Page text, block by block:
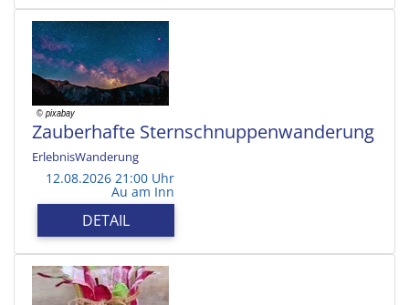
Zauberhafte Sternschnuppenwanderung
ErlebnisWanderung
12.08.2026 21:00 Uhr
Au am Inn
DETAIL